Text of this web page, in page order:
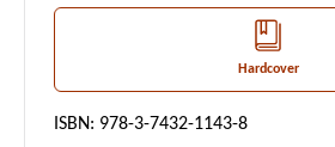
Hardcover
ISBN: 978-3-7432-1143-8